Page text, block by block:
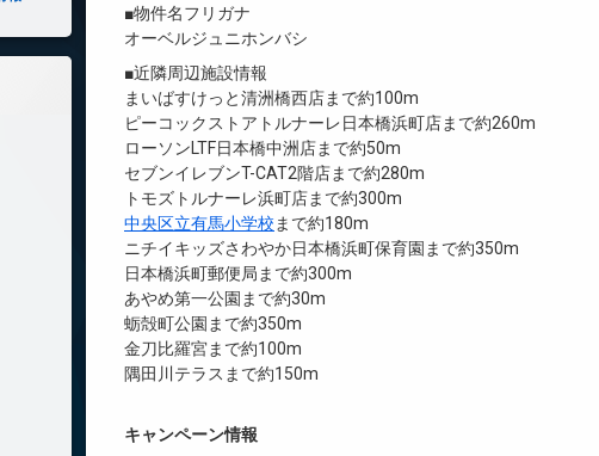
■物件名フリガナ
オーベルジュニホンバシ
■近隣周辺施設情報
まいばすけっと清洲橋西店まで約100m
ピーコックストアトルナーレ日本橋浜町店まで約260m
ローソンLTF日本橋中洲店まで約50m
セブンイレブンT-CAT2階店まで約280m
トモズトルナーレ浜町店まで約300m
中央区立有馬小学校 まで約180m
ニチイキッズさわやか日本橋浜町保育園まで約350m
日本橋浜町郵便局まで約300m
あやめ第一公園まで約30m
蛎殻町公園まで約350m
金刀比羅宮まで約100m
隅田川テラスまで約150m
キャンペーン情報